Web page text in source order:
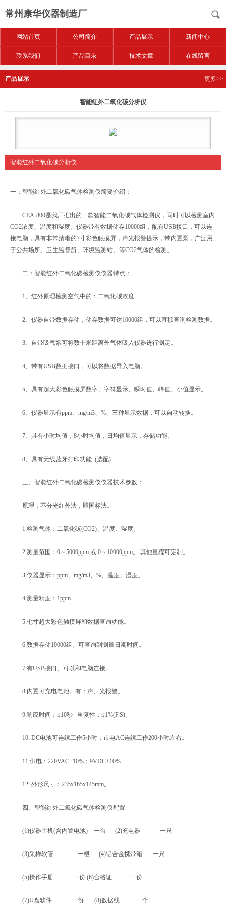
常州康华仪器制造厂
网站首页 公司简介 产品展示 新闻中心
联系我们 产品目录 技术文章 在线留言
产品展示 更多>>
智能红外二氧化碳分析仪
智能红外二氧化碳分析仪
一：智能红外二氧化碳气体检测仪简要介绍：
CEA-800是我厂推出的一款智能二氧化碳气体检测仪，同时可以检测室内
CO2浓度、温度和湿度。仪器带有数据储存10000组，配有USB接口，可以连
接电脑，具有非常清晰的7寸彩色触摸屏，声光报警提示，带内置泵，广泛用
于公共场所、卫生监督所、环境监测站、等CO2气体的检测。
二：智能红外二氧化碳检测仪仪器特点：
1、红外原理检测空气中的：二氧化碳浓度
2、仪器自带数据存储，储存数据可达10000组，可以直接查询检测数据。
3、自带吸气泵可将数十米距离外气体吸入仪器进行测定。
4、带有USB数据接口，可以将数据导入电脑。
5、具有超大彩色触摸屏数字、字符显示、瞬时值、峰值、小值显示。
6、仪器显示有ppm、mg/m3、%、三种显示数据，可以自动转换。
7、具有小时均值，8小时均值，日均值显示，存储功能。
8、具有无线蓝牙打印功能 (选配)
三、智能红外二氧化碳检测仪仪器技术参数：
原理：不分光红外法，即国标法。
1:检测气体：二氧化碳(CO2)、温度、湿度。
2:测量范围：0～5000ppm 或 0～10000ppm。 其他量程可定制。
3:仪器显示：ppm、mg/m3、%、温度、湿度。
4:测量精度：1ppm.
5:七寸超大彩色触摸屏和数据查询功能。
6:数据存储10000组。可查询到测量日期时间。
7:有USB接口、可以和电脑连接。
8:内置可充电电池。有：声、光报警。
9:响应时间：≤10秒 重复性：≤1%(F.S)。
10: DC电池可连续工作5小时；市电AC连续工作200小时左右。
11:供电：220VAC+10%；9VDC+10%
12: 外形尺寸：235x165x145mm。
四、智能红外二氧化碳气体检测仪配置:
(1)仪器主机(含内置电池) 一台 (2)充电器 一只
(3)采样软管 一根 (4)铝合金携带箱 一只
(5)操作手册 一份 (6)合格证 一份
(7)U盘软件 一份 (8)数据线 一个